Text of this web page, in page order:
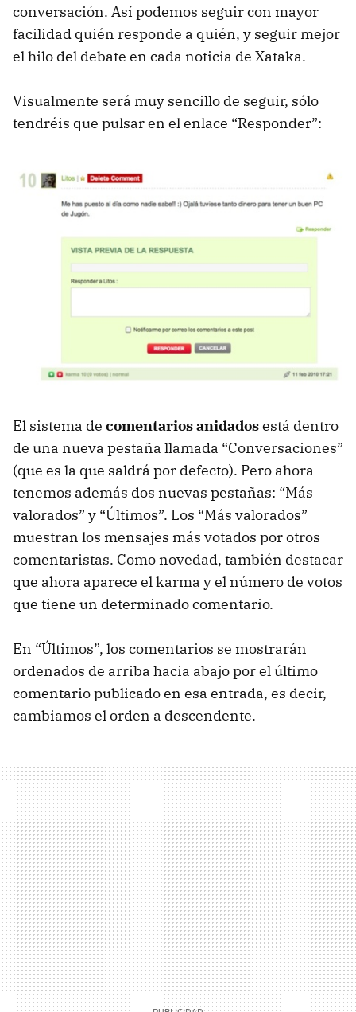
conversación. Así podemos seguir con mayor
facilidad quién responde a quién, y seguir mejor
el hilo del debate en cada noticia de Xataka.
Visualmente será muy sencillo de seguir, sólo
tendréis que pulsar en el enlace “Responder”:
El sistema de comentarios anidadosestá dentro
de una nueva pestaña llamada “Conversaciones”
(que es la que saldrá por defecto). Pero ahora
tenemos además dos nuevas pestañas: “Más
valorados” y “Últimos”. Los “Más valorados”
muestran los mensajes más votados por otros
comentaristas. Como novedad, también destacar
que ahora aparece el karma y el número de votos
que tiene un determinado comentario.
En “Últimos”, los comentarios se mostrarán
ordenados de arriba hacia abajo por el último
comentario publicado en esa entrada, es decir,
cambiamos el orden a descendente.